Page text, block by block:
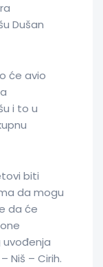
Dušan
će avio
i to u
biti
da mogu
da će
Niš – Cirih.